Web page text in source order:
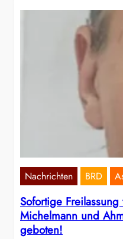
Nachrichten BRD
Sofortige Freilassung
Michelmann und
geboten!